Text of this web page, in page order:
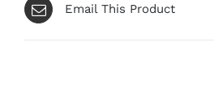
Email This Product